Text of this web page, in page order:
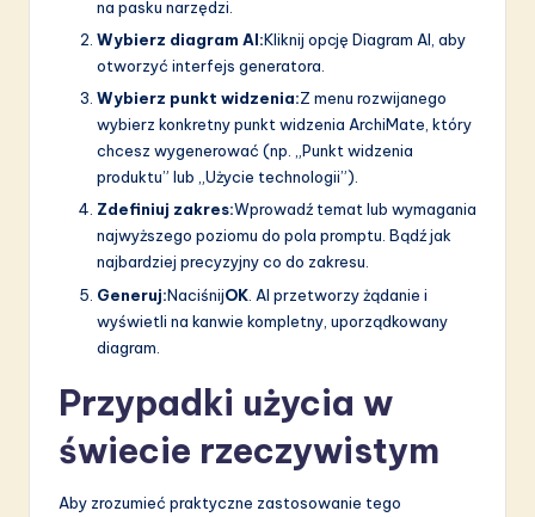
na pasku narzędzi.
Wybierz diagram AI:Kliknij opcję Diagram AI, aby
otworzyć interfejs generatora.
Wybierz punkt widzenia:Z menu rozwijanego
wybierz konkretny punkt widzenia ArchiMate, który
chcesz wygenerować (np. „Punkt widzenia
produktu” lub „Użycie technologii”).
Zdefiniuj zakres:Wprowadź temat lub wymagania
najwyższego poziomu do pola promptu. Bądź jak
najbardziej precyzyjny co do zakresu.
Generuj:NaciśnijOK . AI przetworzy żądanie i
wyświetli na kanwie kompletny, uporządkowany
diagram.
Przypadki użycia w
świecie rzeczywistym
Aby zrozumieć praktyczne zastosowanie tego